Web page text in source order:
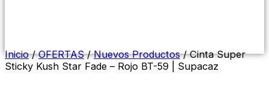
Inicio/OFERTAS/Nuevos Productos/ Cinta Super
Sticky Kush Star Fade – Rojo BT-59 | Supacaz